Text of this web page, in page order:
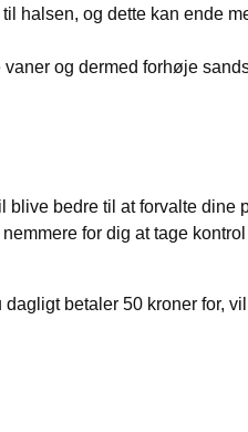
og dette kan ende
og dermed forhøje
bedre til at forvalte
for dig at tage
betaler 50 kroner for,